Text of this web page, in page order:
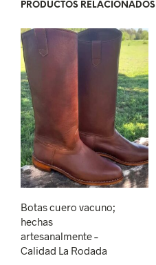
PRODUCTOS RELACIONADOS
Botas cuero vacuno;
hechas
artesanalmente –
Calidad La Rodada